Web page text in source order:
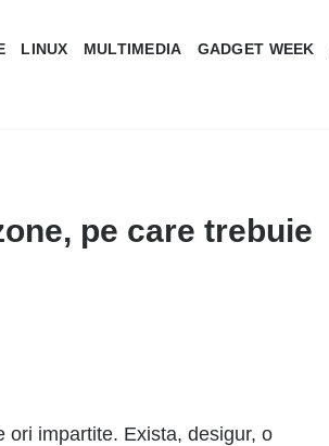
LINUX MULTIMEDIA GADGET WEEK
pe care trebuie
ori impartite. Exista, desigur, o